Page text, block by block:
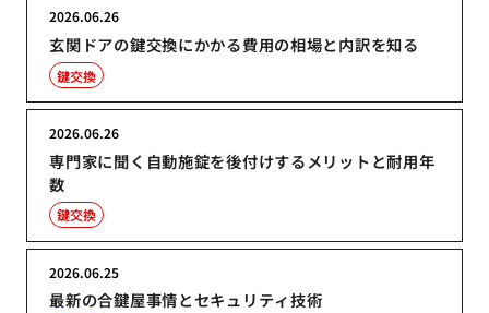
玄関ドアの鍵交換にかかる費用の相場と内訳を知る
2026.06.26
鍵交換
専門家に聞く自動施錠を後付けするメリットと耐用年
数
2026.06.26
鍵交換
最新の合鍵屋事情とセキュリティ技術
2026.06.25